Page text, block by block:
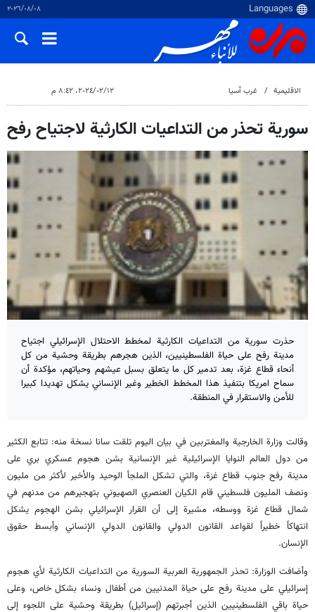
٠٨‏/٠٨‏/٢٠٢٦
الاقلیمیة غرب آسیا ١٢‏/٠٢‏/٢٠٢٤، ٨:٤٢ م
سورية تحذر من التداعيات الكارثية لاجتياح رفح
حذرت سورية من التداعيات الكارثية لمخطط الاحتلال الإسرائيلي اجتياح
مدينة رفح على حياة الفلسطينيين، الذين هجرهم بطريقة وحشية من كل
أنحاء قطاع غزة، بعد تدمير كل ما يتعلق بسبل عيشهم وحياتهم، مؤكدة أن
سماح امريكا بتنفيذ هذا المخطط الخطير وغير الإنساني يشكل تهديدا كبيرا
للأمن والاستقرار في المنطقة.
وقالت وزارة الخارجية والمغتربين في بيان اليوم تلقت سانا نسخة منه: تتابع الكثير
من دول العالم النوايا الإسرائيلية غير الإنسانية بشن هجوم عسكري بري على
مدينة رفح جنوب قطاع غزة، والتي تشكل الملجأ الوحيد والأخير لأكثر من مليون
ونصف المليون فلسطيني قام الكيان العنصري الصهيوني بتهجيرهم من مدنهم في
شمال قطاع غزة ووسطه، مشيرة إلى أن القرار الإسرائيلي بشن الهجوم يشكل
انتهاكاً خطيراً لقواعد القانون الدولي والقانون الدولي الإنساني وأبسط حقوق
الإنسان.
وأضافت الوزارة: تحذر الجمهورية العربية السورية من التداعيات الكارثية لأي هجوم
إسرائيلي على مدينة رفح على حياة المدنيين من أطفال ونساء بشكل خاص، وعلى
حياة باقي الفلسطينيين الذين أجبرتهم (إسرائيل) بطريقة وحشية على اللجوء إلى